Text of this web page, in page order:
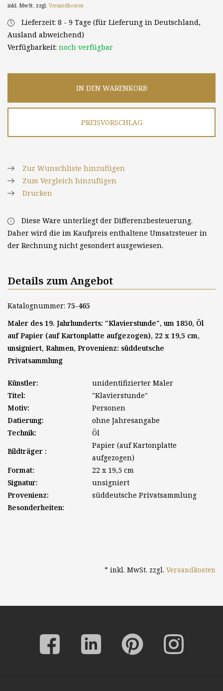
inkl. MwSt. zzgl. Versandkosten
Lieferzeit: 8 - 9 Tage (für Lieferung in Deutschland,
Ausland abweichend)
Verfügbarkeit: noch verfügbar
IN DEN WARENKORB
PREISVORSCHLAG
Zur Wunschliste hinzufügen
Zum Vergleich hinzufügen
Drucken
Diese Ware unterliegt der Differenzbesteuerung.
Daher wird die im Kaufpreis enthaltene Umsatzsteuer in
der Rechnung nicht gesondert ausgewiesen.
Details zum Angebot
Katalognummer: 75-465
Maler des 19. Jahrhunderts: "Klavierstunde", um 1850, Öl
auf Papier (auf Kartonplatte aufgezogen), 22 x 19,5 cm,
unsigniert, Rahmen, Provenienz: süddeutsche
Privatsammlung
Künstler:
unidentifizierter Maler
Titel:
"Klavierstunde"
Motiv:
Personen
Datierung:
ohne Jahresangabe
Technik:
Öl
Bildträger :
Papier (auf Kartonplatte
aufgezogen)
Format:
22 x 19,5 cm
Signatur:
unsigniert
Provenienz:
süddeutsche Privatsammlung
Besonderheiten:
* inkl. MwSt. zzgl. Versandkosten